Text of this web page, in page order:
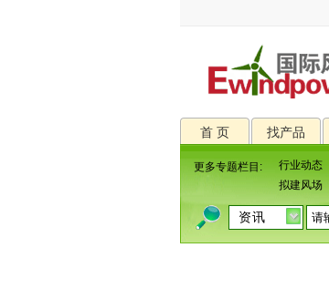
首 页 找产品
更多专题栏目: 行业动态
拟建风场